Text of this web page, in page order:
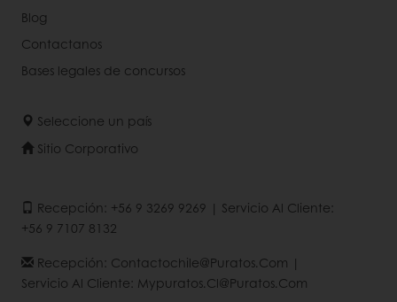
Blog
Contactanos
Bases legales de concursos
Seleccione un país
Sitio Corporativo
Recepción: +56 9 3269 9269 | Servicio Al Cliente:
+56 9 7107 8132
Recepción: Contactochile@puratos.com |
Servicio Al Cliente: Mypuratos.cl@puratos.com